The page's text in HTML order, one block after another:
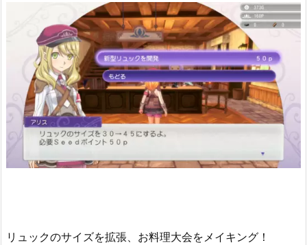
リュックのサイズを拡張、お料理大会をメイキング！